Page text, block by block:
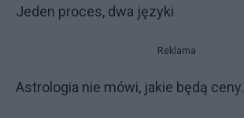
Jeden proces, dwa języki
Reklama
Astrologia nie mówi, jakie będą ceny.